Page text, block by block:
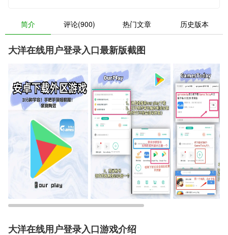
简介 评论(900) 热门文章 历史版本
大洋在线用户登录入口最新版截图
大洋在线用户登录入口游戏介绍